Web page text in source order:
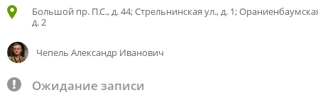
Большой пр. П.С., д. 44; Стрельнинская ул., д. 1;
д. 2
Чепель Александр Иванович
Ожидание записи